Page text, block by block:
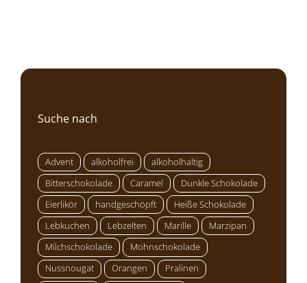
Suche nach
Advent alkoholfrei
alkoholhaltig
Bitterschokolade
Caramel
Dunkle Schokolade
Eierlikör
handgeschöpft
Heiße Schokolade
Lebkuchen
Lebzelten Marille
Marzipan
Milchschokolade
Mohnschokolade
Nussnougat
Orangen
Pralinen